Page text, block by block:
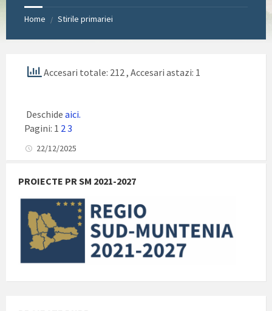
Home / Stirile primariei
Accesari totale: 212 , Accesari astazi: 1
Deschide aici.
Pagini: 1 2 3
22/12/2025
PROIECTE PR SM 2021-2027